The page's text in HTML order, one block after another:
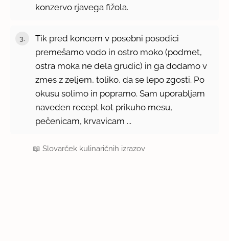
konzervo rjavega fižola.
Tik pred koncem v posebni posodici
premešamo vodo in ostro moko (podmet,
ostra moka ne dela grudic) in ga dodamo v
zmes z zeljem, toliko, da se lepo zgosti. Po
okusu solimo in popramo. Sam uporabljam
naveden recept kot prikuho mesu,
pečenicam, krvavicam ...
📖Slovarček kulinaričnih izrazov